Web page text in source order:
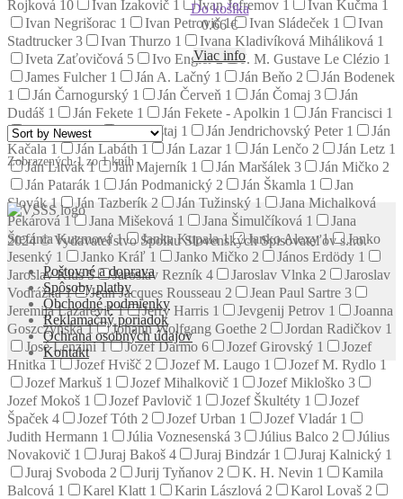
Rojková 10 Ivan Izakovič 1 Ivan Jefremov 1 Ivan Kučma 1
Ivan Negrišorac 1 Ivan Petrovič1 Ivan Sládeček 1
Ivan
Stadtrucker3 Ivan Thurzo 1 Ivana Kladivíková Miháliková 1
Iveta Zaťovičová 5 Ivo Engler2 J. M. Gustave Le Clézio 1
James Fulcher 1 Ján A. Lačný 1 Ján Beňo 2
Ján Bodenek
1
Ján Čarnogurský 1 Ján Červeň 1 Ján Čomaj 3
Ján
Dudáš 1 Ján Fekete 1 Ján Fekete - Apolkin 1 Ján Francisci 1
Ján Hnilica1 Ján Hoštaj 1 Ján Jendrichovský Peter 1
Ján
Kačala 1 Ján Labáth 1 Ján Lazar 1 Ján Lenčo 2 Ján Letz 1
Ján Litvák1 Ján Majerník 1 Ján Maršálek 3 Ján Mičko 2
Ján Patarák 1 Ján Podmanický 2 Ján Škamla 1
Jan
Slovák1 Ján Tazberík 2 Ján Tužinský 1
Jana Michalková
Pekárová 1 Jana Mišeková 1 Jana Šimulčíková 1
Jana
Štefánia Kuzmová1 Janka Kupala1 Janko Alexy1
Janko
Jesenký 1 Janko Kráľ 1 Janko Mičko 2 János Erdödy 1
Jaroslav Klus5 Jaroslav Rezník 4 Jaroslav Vlnka 2
Jaroslav
Vodrážka1 Jean Jacques Rousseau 2 Jean Paul Sartre 3
Jeremija Lazarevič1 Jerry Harris 1 Jevgenij Petrov 1
Joanna
Goszczyńska1 Johann Wolfgang Goethe 2 Jordan Radičkov 1
José Lenzini1 Jozef Darmo 6 Jozef Girovský 1
Jozef
Hnitka 1 Jozef Hvišč 2 Jozef M. Laugo 1 Jozef M. Rydlo 1
Jozef Markuš 1 Jozef Mihalkovič 1 Jozef Mikloško 3
Jozef Mokoš 1 Jozef Pavlovič 1 Jozef Škultéty 1
Jozef
Špaček 4 Jozef Tóth 2 Jozef Urban 1 Jozef Vladár 1
Judith Hermann 1 Júlia Voznesenská 3 Július Balco 2
Július
Novakovič 1 Juraj Bakoš 4 Juraj Bindzár 1 Juraj Kalnický 1
Juraj Svoboda 2 Jurij Tyňanov 2 K. H. Nevin 1
Kamila
Balcová 1 Karel Klatt 1 Karin Lászlová 2 Karol Lovaš 2
Do košíka
0.66€
Viac info
Zobrazených 1 zo 1 kníh
2024 © Vydavateľstvo Spolku Slovenských Spisovateľov s.r.o.
Poštovné a doprava
Spôsoby platby
Obchodné podmienky
Reklamačný poriadok
Ochrana osobných údajov
Kontakt